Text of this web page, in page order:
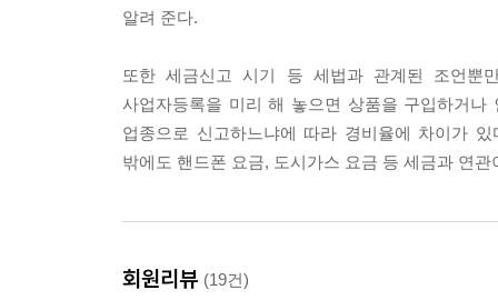
상품권을 구입할 때에는 신용카드로 구입해야 법
--- p.150
경조사비는 비용으로 인정받기 위해 청첩장, 부
모아두기를 권한다.
금을 돌려주는 방식으로 처리할 수 있다.
알려 준다.
또한 세금신고 시기 등 세법과 관계된 조언뿐
사업자등록을 미리 해 놓으면 상품을 구입하거
업종으로 신고하느냐에 따라 경비율에 차이가
밖에도 핸드폰 요금, 도시가스 요금 등 세금과 연
회원리뷰 (19건)